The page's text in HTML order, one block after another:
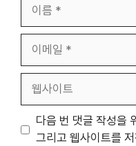
일
트
다음 번 댓글 작성을
그리고 웹사이트를